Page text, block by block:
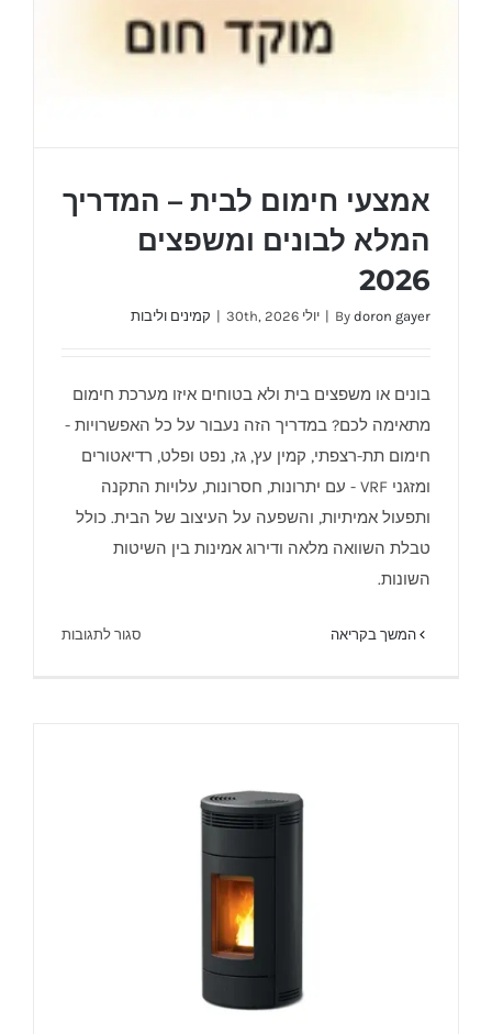
אמצעי חימום לבית – המדריך המלא לבונים
ומשפצים 2026
אמצעי חימום לבית – המדריך
המלא לבונים ומשפצים
2026
By doron gayer
| יולי 30th, 2026 | קמינים וליבות
בונים או משפצים בית ולא בטוחים איזו מערכת חימום
מתאימה לכם? במדריך הזה נעבור על כל האפשרויות -
חימום תת-רצפתי, קמין עץ, גז, נפט ופלט, רדיאטורים
ומזגני VRF - עם יתרונות, חסרונות, עלויות התקנה
ותפעול אמיתיות, והשפעה על העיצוב של הבית. כולל
טבלת השוואה מלאה ודירוג אמינות בין השיטות
השונות.
המשך בקריאה סגור לתגובותעל